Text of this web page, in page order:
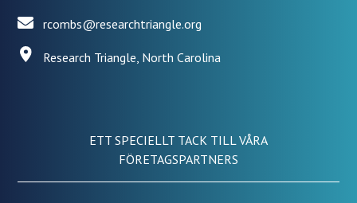
rcombs@researchtriangle.org
Research Triangle, North Carolina
ETT SPECIELLT TACK TILL VÅRA
FÖRETAGSPARTNERS